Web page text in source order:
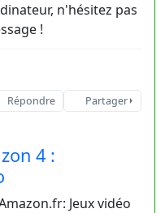
n'hésitez pas
!
Répondre Partager
4 :
Jeux vidéo